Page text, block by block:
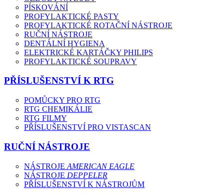
PÍSKOVÁNÍ
PROFYLAKTICKÉ PASTY
PROFYLAKTICKÉ ROTAČNÍ NÁSTROJE
RUČNÍ NÁSTROJE
DENTÁLNÍ HYGIENA
ELEKTRICKÉ KARTÁČKY PHILIPS
PROFYLAKTICKÉ SOUPRAVY
PŘÍSLUŠENSTVÍ K RTG
POMŮCKY PRO RTG
RTG CHEMIKÁLIE
RTG FILMY
PŘÍSLUŠENSTVÍ PRO VISTASCAN
RUČNÍ NÁSTROJE
NÁSTROJE AMERICAN EAGLE
NÁSTROJE DEPPELER
PŘÍSLUŠENSTVÍ K NÁSTROJŮM